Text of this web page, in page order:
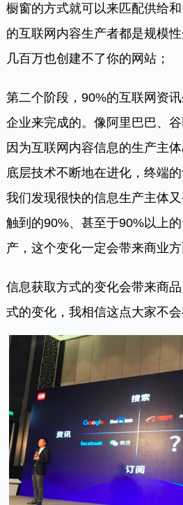
橱窗的方式就可以来匹配供给
的互联网内容生产者都是规模性
几百万也创建不了你的网站；
第二个阶段，90%的互联网资
企业来完成的。像阿里巴巴、
因为互联网内容信息的生产主
底层技术不断地在进化，终端
我们发现很快的信息生产主体
触到的90%、甚至于90%以上
产，这个变化一定会带来商业方
信息获取方式的变化会带来商
式的变化，我相信这点大家不会